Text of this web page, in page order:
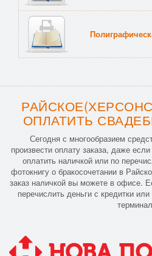
ОПЛАТИТЬ
Сегодня с многообразием
произвести оплату заказа, даже
оплатить наличкой или по
фотокнигу о бракосочетании в
заказ наличкой вы можете в офисе.
перечислить деньги с кредитки